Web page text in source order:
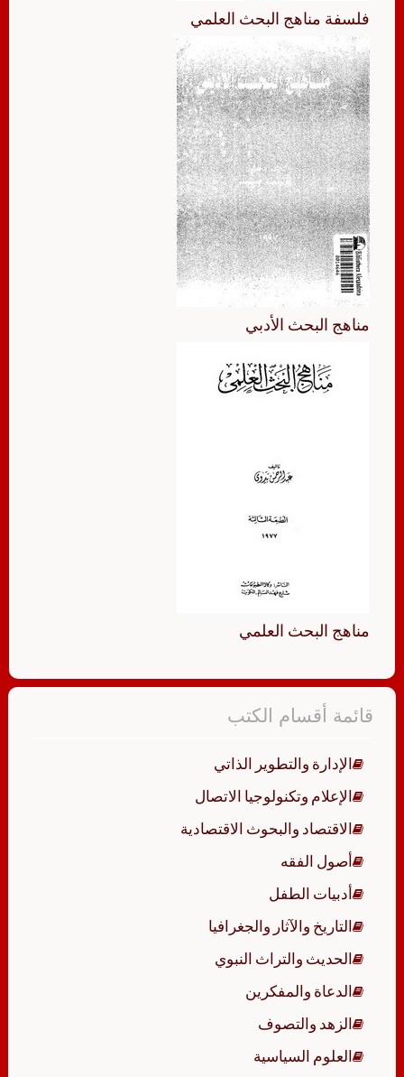
فلسفة مناهج البحث العلمي
مناهج البحث الأدبي
مناهج البحث العلمي
قائمة أقسام الكتب
الإدارة والتطوير الذاتي
الإعلام وتكنولوجيا الاتصال
الاقتصاد والبحوث الاقتصادية
أصول الفقه
أدبيات الطفل
التاريخ والآثار والجغرافيا
الحديث والتراث النبوي
الدعاة والمفكرين
الزهد والتصوف
العلوم السياسية